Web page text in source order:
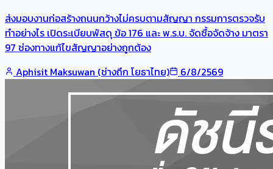
ส่งมอบงานก่อสร้างถนนกว้างไม่ครบตามสัญญา กรรมการตรวจรับ
ทำอย่างไร เปิดระเบียบพัสดุ ข้อ 176 และ พ.ร.บ. จัดซื้อจัดจ้าง มาตรา
97 ช่องทางแก้ไขสัญญาอย่างถูกต้อง
Aphisit Maksuwan (ช่างถึก โยธาไทย)
6/8/2569